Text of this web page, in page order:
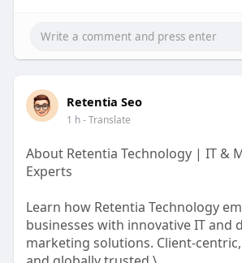
Retentia Seo
1 h- Translate
About Retentia Technology | IT &
Experts
Learn how Retentia Technology
businesses with innovative IT and
marketing solutions. Client-